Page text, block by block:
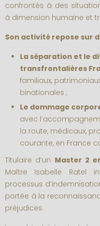
confrontés à des
à dimension humaine et
Son activité repose sur
La séparation et le
transfrontalières
familiaux,
binationales ;
Le dommage
avec
la route, médicaux,
courante, en France
Titulaire d’un Master 2
Maître Isabelle Ratel
processus
portée à la
préjudices.